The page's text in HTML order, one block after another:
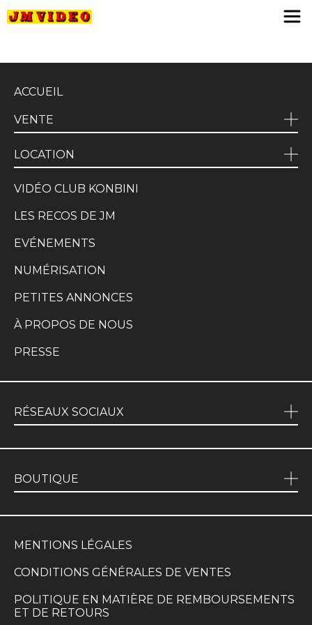
ACCUEIL
VENTE
LOCATION
VIDÉO CLUB KONBINI
LES RECOS DE JM
EVÉNEMENTS
NUMÉRISATION
PETITES ANNONCES
À PROPOS DE NOUS
PRESSE
RÉSEAUX SOCIAUX
BOUTIQUE
MENTIONS LÉGALES
CONDITIONS GÉNÉRALES DE VENTES
POLITIQUE EN MATIÈRE DE REMBOURSEMENTS
ET DE RETOURS